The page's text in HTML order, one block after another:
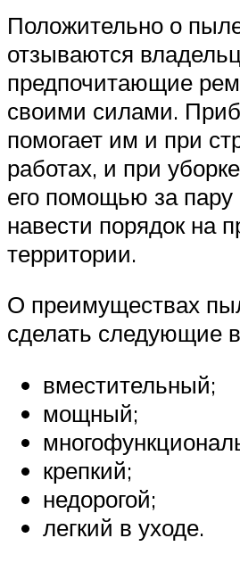
Положительно о
отзываются
предпочитающие
своими силами.
помогает им и при
работах, и при
его помощью за
навести порядок на
территории.
О преимуществах
сделать следующие
вместительный;
мощный;
крепкий;
недорогой;
легкий в уходе.